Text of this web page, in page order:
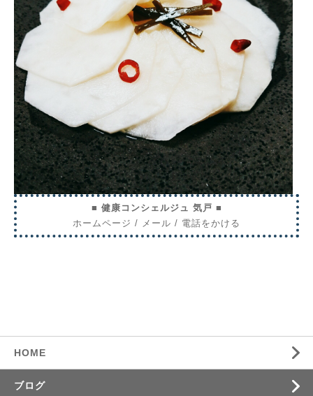
■ 健康コンシェルジュ 気戸 ■
ホームページ / メール / 電話をかける
HOME
ブログ